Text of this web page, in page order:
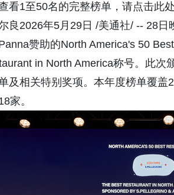
看1至50名的完整榜单，请点击此处
良2026年5月29日 /美通社/ -- 28
赞助的North America's 50
in North America称号。此次
及相关特别奖项。本年度榜单覆
家。